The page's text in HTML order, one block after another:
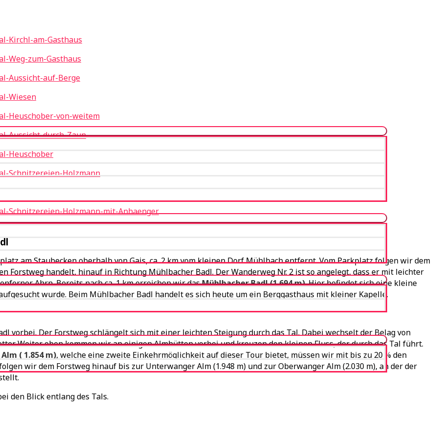
am Staubecken oberhalb von Gais, ca. 2 km vom kleinen Dorf Mühlbach entfernt. Vom Parkplatz folgen wir dem
Forstweg handelt, hinauf in Richtung Mühlbacher Badl. Der Wanderweg Nr. 2 ist so angelegt, dass er mit leichter
Ahrn. Bereits nach ca. 1 km erreichen wir dasMühlbacher Badl (1.694 m). Hier befindet sich eine kleine
wurde. Beim Mühlbacher Badl handelt es sich heute um ein Berggasthaus mit kleiner Kapelle.
vorbei. Der Forstweg schlängelt sich mit einer leichten Steigung durch das Tal. Dabei wechselt der Belag von
Weiter oben kommen wir an einigen Almhütten vorbei und kreuzen den kleinen Fluss, der durch das Tal führt.
( 1.854 m), welche eine zweite Einkehrmöglichkeit auf dieser Tour bietet, müssen wir mit bis zu 20 % den
wir dem Forstweg hinauf bis zur Unterwanger Alm (1.948 m) und zur Oberwanger Alm (2.030 m), an der der
den Blick entlang des Tals.